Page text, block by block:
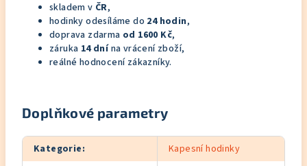
skladem v ČR,
hodinky odesíláme do 24 hodin,
doprava zdarma od 1600 Kč,
záruka 14 dnína vrácení zboží,
reálné hodnocení zákazníky.
Doplňkové parametry
Kategorie:
Kapesní hodinky